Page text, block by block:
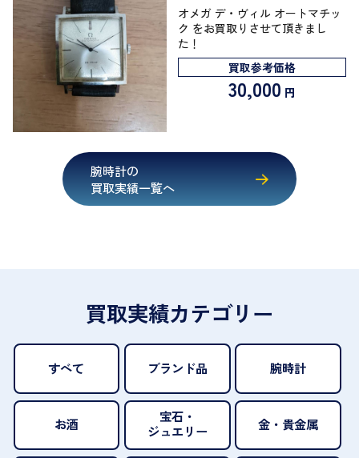
オメガ デ・ヴィル オートマチッ
ク をお買取りさせて頂きまし
た！
買取参考価格
30,000 円
腕時計の
買取実績一覧へ
買取実績カテゴリー
すべて ブランド品 腕時計
お酒
宝石・
ジュエリー
金・貴金属